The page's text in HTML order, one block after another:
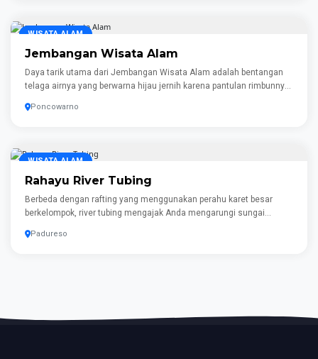
mendaki ke beberapa titik pandang yang tersebar di perbukitan untuk
WISATA ALAM
Jembangan Wisata Alam
Daya tarik utama dari Jembangan Wisata Alam adalah bentangan
telaga airnya yang berwarna hijau jernih karena pantulan rimbunnya
keindahan panorama ini dengan menyewa Perahu Naga atau
kayu yang menjorok ke telaga menjadi spot favorit. Berdiri di atas
Poncowarno
WISATA ALAM
Rahayu River Tubing
Berbeda dengan rafting yang menggunakan perahu karet besar
berkelompok, river tubing mengajak Anda mengarungi sungai
pengarungan, wisatawan akan disuguhi petualangan seru
Padureso